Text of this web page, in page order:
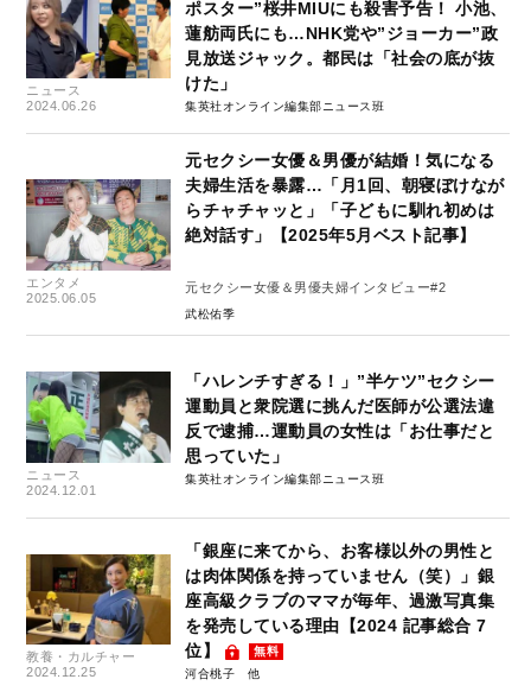
ニュース
2024.06.26
ポスター”桜井MIUにも殺害予告！ 小池、
蓮舫両氏にも…NHK党や”ジョーカー”政
見放送ジャック。都民は「社会の底が抜
けた」
集英社オンライン編集部ニュース班
エンタメ
2025.06.05
元セクシー女優＆男優が結婚！気になる
夫婦生活を暴露…「月1回、朝寝ぼけなが
らチャチャッと」「子どもに馴れ初めは
絶対話す」【2025年5月ベスト記事】
元セクシー女優＆男優夫婦インタビュー#2
武松佑季
ニュース
2024.12.01
「ハレンチすぎる！」”半ケツ”セクシー
運動員と衆院選に挑んだ医師が公選法違
反で逮捕…運動員の女性は「お仕事だと
思っていた」
集英社オンライン編集部ニュース班
教養・カルチャー
2024.12.25
「銀座に来てから、お客様以外の男性と
は肉体関係を持っていません（笑）」銀
座高級クラブのママが毎年、過激写真集
を発売している理由【2024 記事総合 7
位】
無料
河合桃子